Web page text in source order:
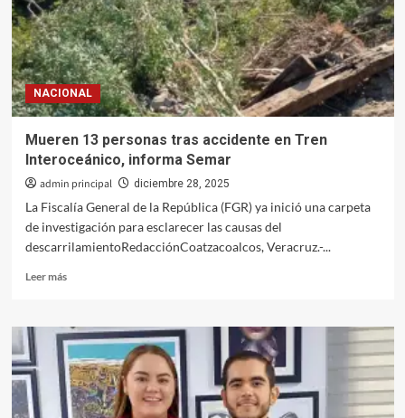
y
emprendimiento
para
más
de
12
mil
NACIONAL
Mueren 13 personas tras accidente en Tren
Interoceánico, informa Semar
admin principal diciembre 28, 2025
La Fiscalía General de la República (FGR) ya inició una carpeta
de investigación para esclarecer las causas del
descarrilamientoRedacciónCoatzacoalcos, Veracruz.-...
Leer másLeer
Mueren
13
personas
tras
accidente
en